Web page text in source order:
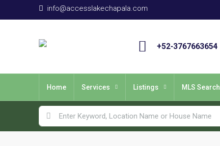
info@accesslakechapala.com
+52-3767663654
Home Services Listings MLS Search